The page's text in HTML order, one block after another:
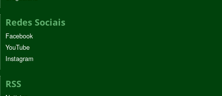
Redes Sociais
Facebook
YouTube
Instagram
RSS